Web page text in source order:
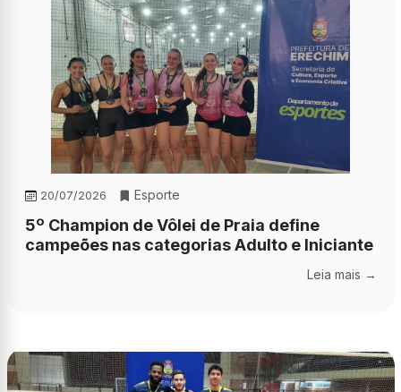
20/07/2026 Esporte
5º Champion de Vôlei de Praia define
campeões nas categorias Adulto e Iniciante
Leia mais →